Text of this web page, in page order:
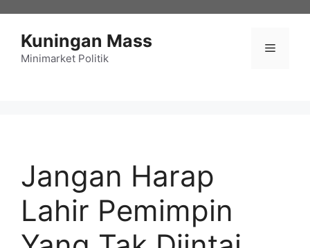
Kuningan Mass
Minimarket Politik
Menu
Jangan Harap
Lahir Pemimpin